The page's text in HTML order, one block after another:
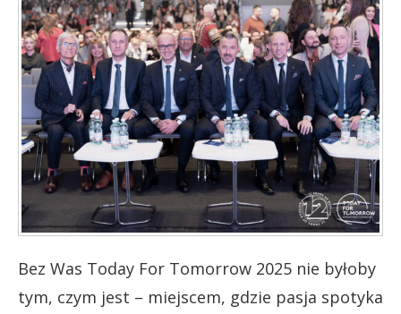
Bez Was Today For Tomorrow 2025 nie byłoby
tym, czym jest – miejscem, gdzie pasja spotyka